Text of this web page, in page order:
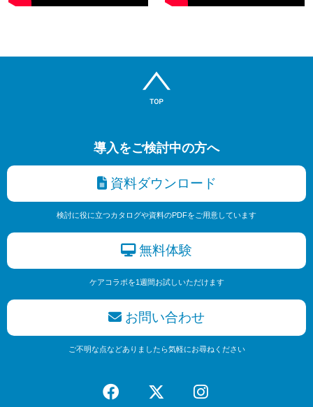
導入をご検討中の方へ
資料ダウンロード
検討に役に立つカタログや資料のPDFをご用意しています
無料体験
ケアコラボを1週間お試しいただけます
お問い合わせ
ご不明な点などありましたら気軽にお尋ねください